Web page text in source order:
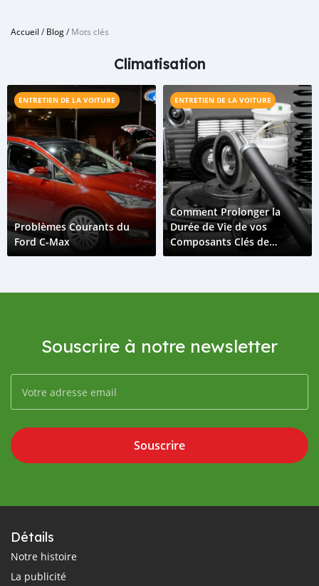
Accueil /Blog/Mots clés
Climatisation
ENTRETIEN DE LA VOITURE
Problèmes Courants du
Ford C-Max
ENTRETIEN DE LA VOITURE
Comment Prolonger la
Durée de Vie de vos
Composants Clés de
Voiture
Souscrire à notre newsletter
Souscrire
Détails
Notre histoire
La publicité